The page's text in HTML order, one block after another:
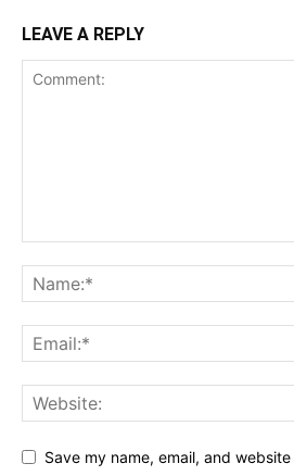
LEAVE A REPLY
Save my name, email, and